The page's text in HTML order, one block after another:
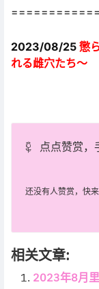
2023/08/25 懲
れる雌穴たち～
点点赞赏，
还没有人赞赏，快
相关文章:
2023年8月